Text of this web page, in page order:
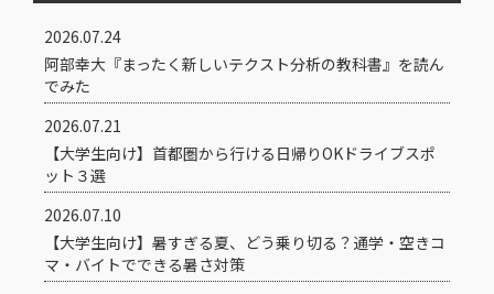
2026.07.24
阿部幸大『まったく新しいテクスト分析の教科書』を読ん
でみた
2026.07.21
【大学生向け】首都圏から行ける日帰りOKドライブスポ
ット３選
2026.07.10
【大学生向け】暑すぎる夏、どう乗り切る？通学・空きコ
マ・バイトでできる暑さ対策